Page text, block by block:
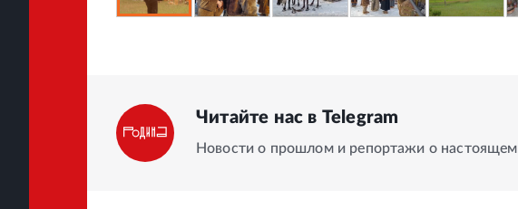
Читайте нас в Telegram
Новости о прошлом и репортажи о настоящем